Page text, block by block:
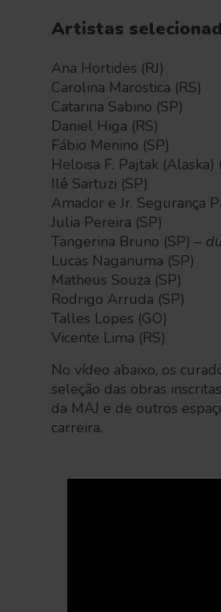
Artistas
Ana Hortides (RJ)
Carolina Marostica (RS)
Catarina Sabino (SP)
Daniel Higa (RS)
Fábio Menino (SP)
Heloisa F. Pajtak (Alaska)
Ilê Sartuzi (SP)
Amador e Jr. Segurança
Julia Pereira (SP)
Tangerina Bruno (SP) –
Lucas Naganuma (SP)
Matheus Souza (SP)
Rodrigo Arruda (SP)
Talles Lopes (GO)
Vicente Lima (RS)
No vídeo abaixo, os
seleção das obras
da MAJ e de outros
carreira.